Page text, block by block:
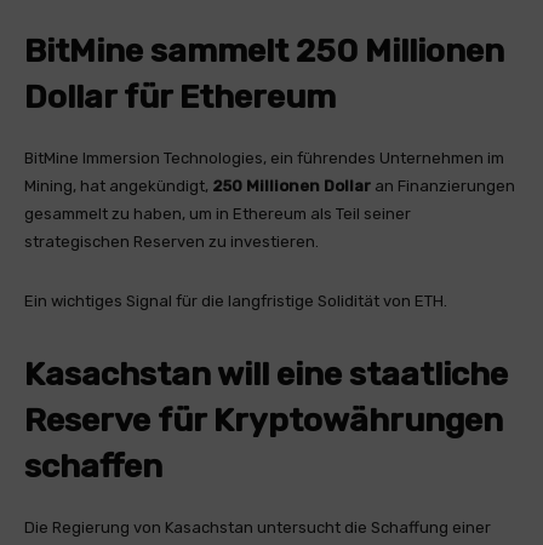
BitMine sammelt 250 Millionen
Dollar für Ethereum
BitMine Immersion Technologies, ein führendes Unternehmen im
Mining, hat angekündigt, 250 Millionen Dollar an Finanzierungen
gesammelt zu haben, um in Ethereum als Teil seiner
strategischen Reserven zu investieren.
Ein wichtiges Signal für die langfristige Solidität von ETH.
Kasachstan will eine staatliche
Reserve für Kryptowährungen
schaffen
Die Regierung von Kasachstan untersucht die Schaffung einer